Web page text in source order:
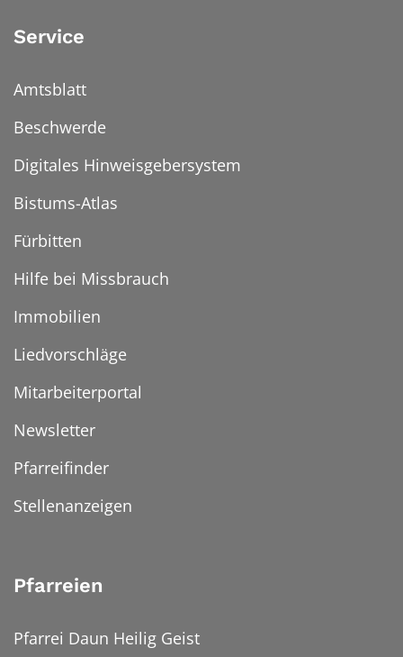
Service
Amtsblatt
Beschwerde
Digitales Hinweisgebersystem
Bistums-Atlas
Fürbitten
Hilfe bei Missbrauch
Immobilien
Liedvorschläge
Mitarbeiterportal
Newsletter
Pfarreifinder
Stellenanzeigen
Pfarreien
Pfarrei Daun Heilig Geist